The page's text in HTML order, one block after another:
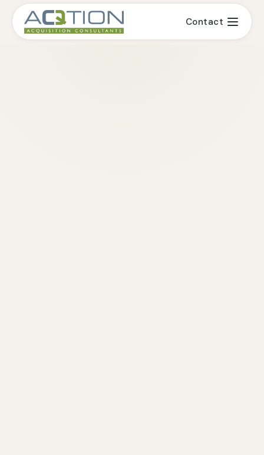
Contact